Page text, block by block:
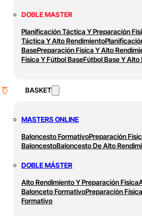
DOBLE MASTER
Planificación Táctica Y Preparación
Táctica Y Alto Rendimiento
BasePreparación Física Y Alto
Física Y Fútbol BaseFútbol Base Y Alto
BASKET
MASTERS ONLINE
Baloncesto FormativoPreparación
BaloncestoBaloncesto De Alto
DOBLE MÁSTER
Alto Rendimiento Y Preparación Física
Balonceto FormativoPreparación
Formativo